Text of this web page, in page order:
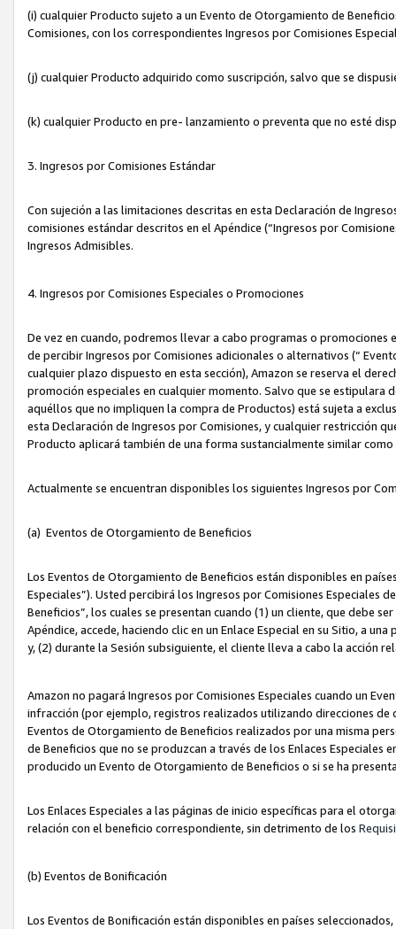
(i) cualquier Producto sujeto a un Evento de Otorgamiento de
Comisiones, con los correspondientes Ingresos por Comisiones
(j) cualquier Producto adquirido como suscripción, salvo que se
(k) cualquier Producto en pre- lanzamiento o preventa que no esté
3. Ingresos por Comisiones Estándar
Con sujeción a las limitaciones descritas en esta Declaración de
comisiones estándar descritos en el Apéndice (“Ingresos por
Ingresos Admisibles.
4. Ingresos por Comisiones Especiales o Promociones
De vez en cuando, podremos llevar a cabo programas o
de percibir Ingresos por Comisiones adicionales o alternativos (“
cualquier plazo dispuesto en esta sección), Amazon se reserva el
promoción especiales en cualquier momento. Salvo que se
aquéllos que no impliquen la compra de Productos) está sujeta a
esta Declaración de Ingresos por Comisiones, y cualquier restricción
Producto aplicará también de una forma sustancialmente similar
Actualmente se encuentran disponibles los siguientes Ingresos por
(a) Eventos de Otorgamiento de Beneficios
Los Eventos de Otorgamiento de Beneficios están disponibles en
Especiales”). Usted percibirá los Ingresos por Comisiones Especiales
Beneficios”, los cuales se presentan cuando (1) un cliente, que debe
Apéndice, accede, haciendo clic en un Enlace Especial en su Sitio, a
y, (2) durante la Sesión subsiguiente, el cliente lleva a cabo la acción
Amazon no pagará Ingresos por Comisiones Especiales cuando un
infracción (por ejemplo, registros realizados utilizando direcciones
Eventos de Otorgamiento de Beneficios realizados por una misma
de Beneficios que no se produzcan a través de los Enlaces Especiales
producido un Evento de Otorgamiento de Beneficios o si se ha
Los Enlaces Especiales a las páginas de inicio específicas para el
relación con el beneficio correspondiente, sin detrimento de los
(b) Eventos de Bonificación
Los Eventos de Bonificación están disponibles en países